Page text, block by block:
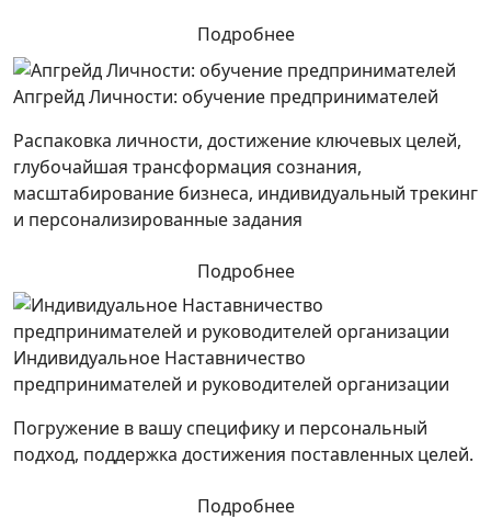
Подробнее
Апгрейд Личности: обучение предпринимателей
Распаковка личности, достижение ключевых целей,
глубочайшая трансформация сознания,
масштабирование бизнеса, индивидуальный трекинг
и персонализированные задания
Подробнее
Индивидуальное Наставничество
предпринимателей и руководителей организации
Погружение в вашу специфику и персональный
подход, поддержка достижения поставленных целей.
Подробнее